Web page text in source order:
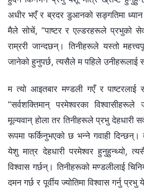
अधीर भएँ र ब्रदर डुआनको सङ्गतिमा ध्यान
मैले सोचें, “पाष्टर र एल्डरहरूले प्रभुको
राम्ररी जान्दछन्। तिनीहरूले यस्तो
जानेको हुनुपर्छ, त्यसैले म पहिले उनीहरूलाई
म त्यो आइतबार मण्डली गएँ र
“सर्वशक्तिमान् परमेश्‍वरका
मूल्यवान् होला तर तिनीहरूले प्रभु देहधारी
रूपमा फर्किनुभएको छ भन्‍ने गवाही
येशु मात्र देहधारी परमेश्‍वर हुनुहुन्थ्यो,
विश्‍वास गर्छन्। तिनीहरूको मण्डलीलाई
दमन गर्छ र पूर्वीय ज्योतिमा विश्‍वास गर्नु